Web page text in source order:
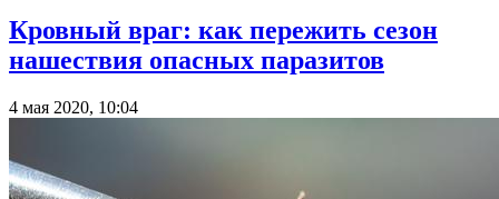
Кровный враг: как пережить сезон
нашествия опасных паразитов
4 мая 2020, 10:04